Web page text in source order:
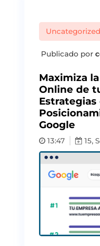
Uncategorized
Publicado por
Maximiza
Online de
Estrategias
Google
13:47 15,